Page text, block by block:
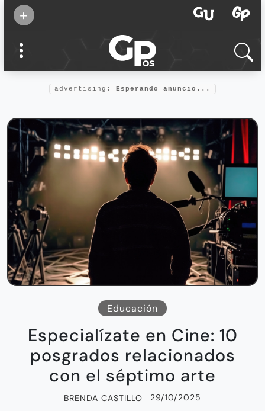
+
confianza
Foro salud
advertising: Esperando anuncio...
Educación
Especialízate en Cine: 10
posgrados relacionados
con el séptimo arte
BRENDA CASTILLO 29/10/2025